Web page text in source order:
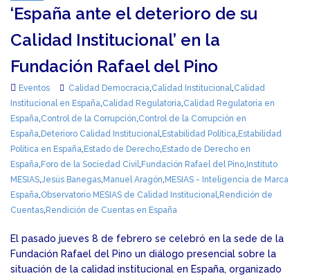
‘España ante el deterioro de su
Calidad Institucional’ en la
Fundación Rafael del Pino
Eventos Calidad Democracia,Calidad Institucional,Calidad
Institucional en España,Calidad Regulatoria,Calidad Regulatoria en
España,Control de la Corrupción,Control de la Corrupción en
España, Deterioro Calidad Institucional, Estabilidad Política, Estabilidad
Política en España, Estado de Derecho, Estado de Derecho en
España, Foro de la Sociedad Civil, Fundación Rafael del Pino, Instituto
MESIAS,Jesús Banegas, Manuel Aragón, MESIAS - Inteligencia de Marca
España,Observatorio MESIAS de Calidad Institucional, Rendición de
Cuentas, Rendición de Cuentas en España
El pasado jueves 8 de febrero se celebró en la sede de la
Fundación Rafael del Pino un diálogo presencial sobre la
situación de la calidad institucional en España, organizado